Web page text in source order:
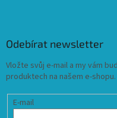
Odebírat newsletter
Vložte svůj e-mail a my vám
produktech na našem e-shopu.
E-mail